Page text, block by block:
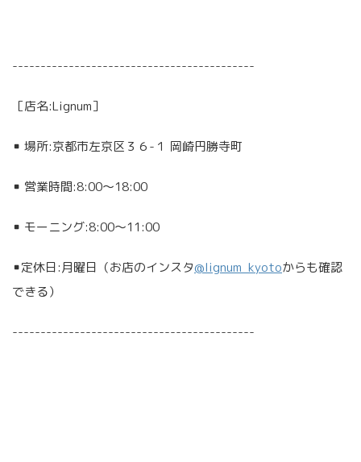
-------------------------------------------
［店名:Lignum］
▪︎ 場所:京都市左京区３６-１ 岡崎円勝寺町
▪︎ 営業時間:8:00〜18:00
▪︎ モーニング:8:00〜11:00
▪︎定休日:月曜日（お店のインスタ@lignum_kyotoからも確認
できる）
-------------------------------------------